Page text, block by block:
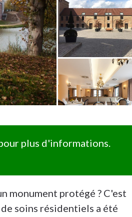
plus d'informations.
monument protégé ? C'est
soins résidentiels a été